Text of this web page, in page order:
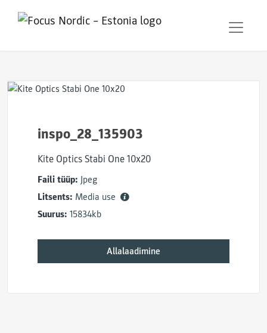
inspo_28_135903
Kite Optics Stabi One 10x20
Faili tüüp: Jpeg
Litsents: Media use
Suurus: 15834kb
Allalaadimine